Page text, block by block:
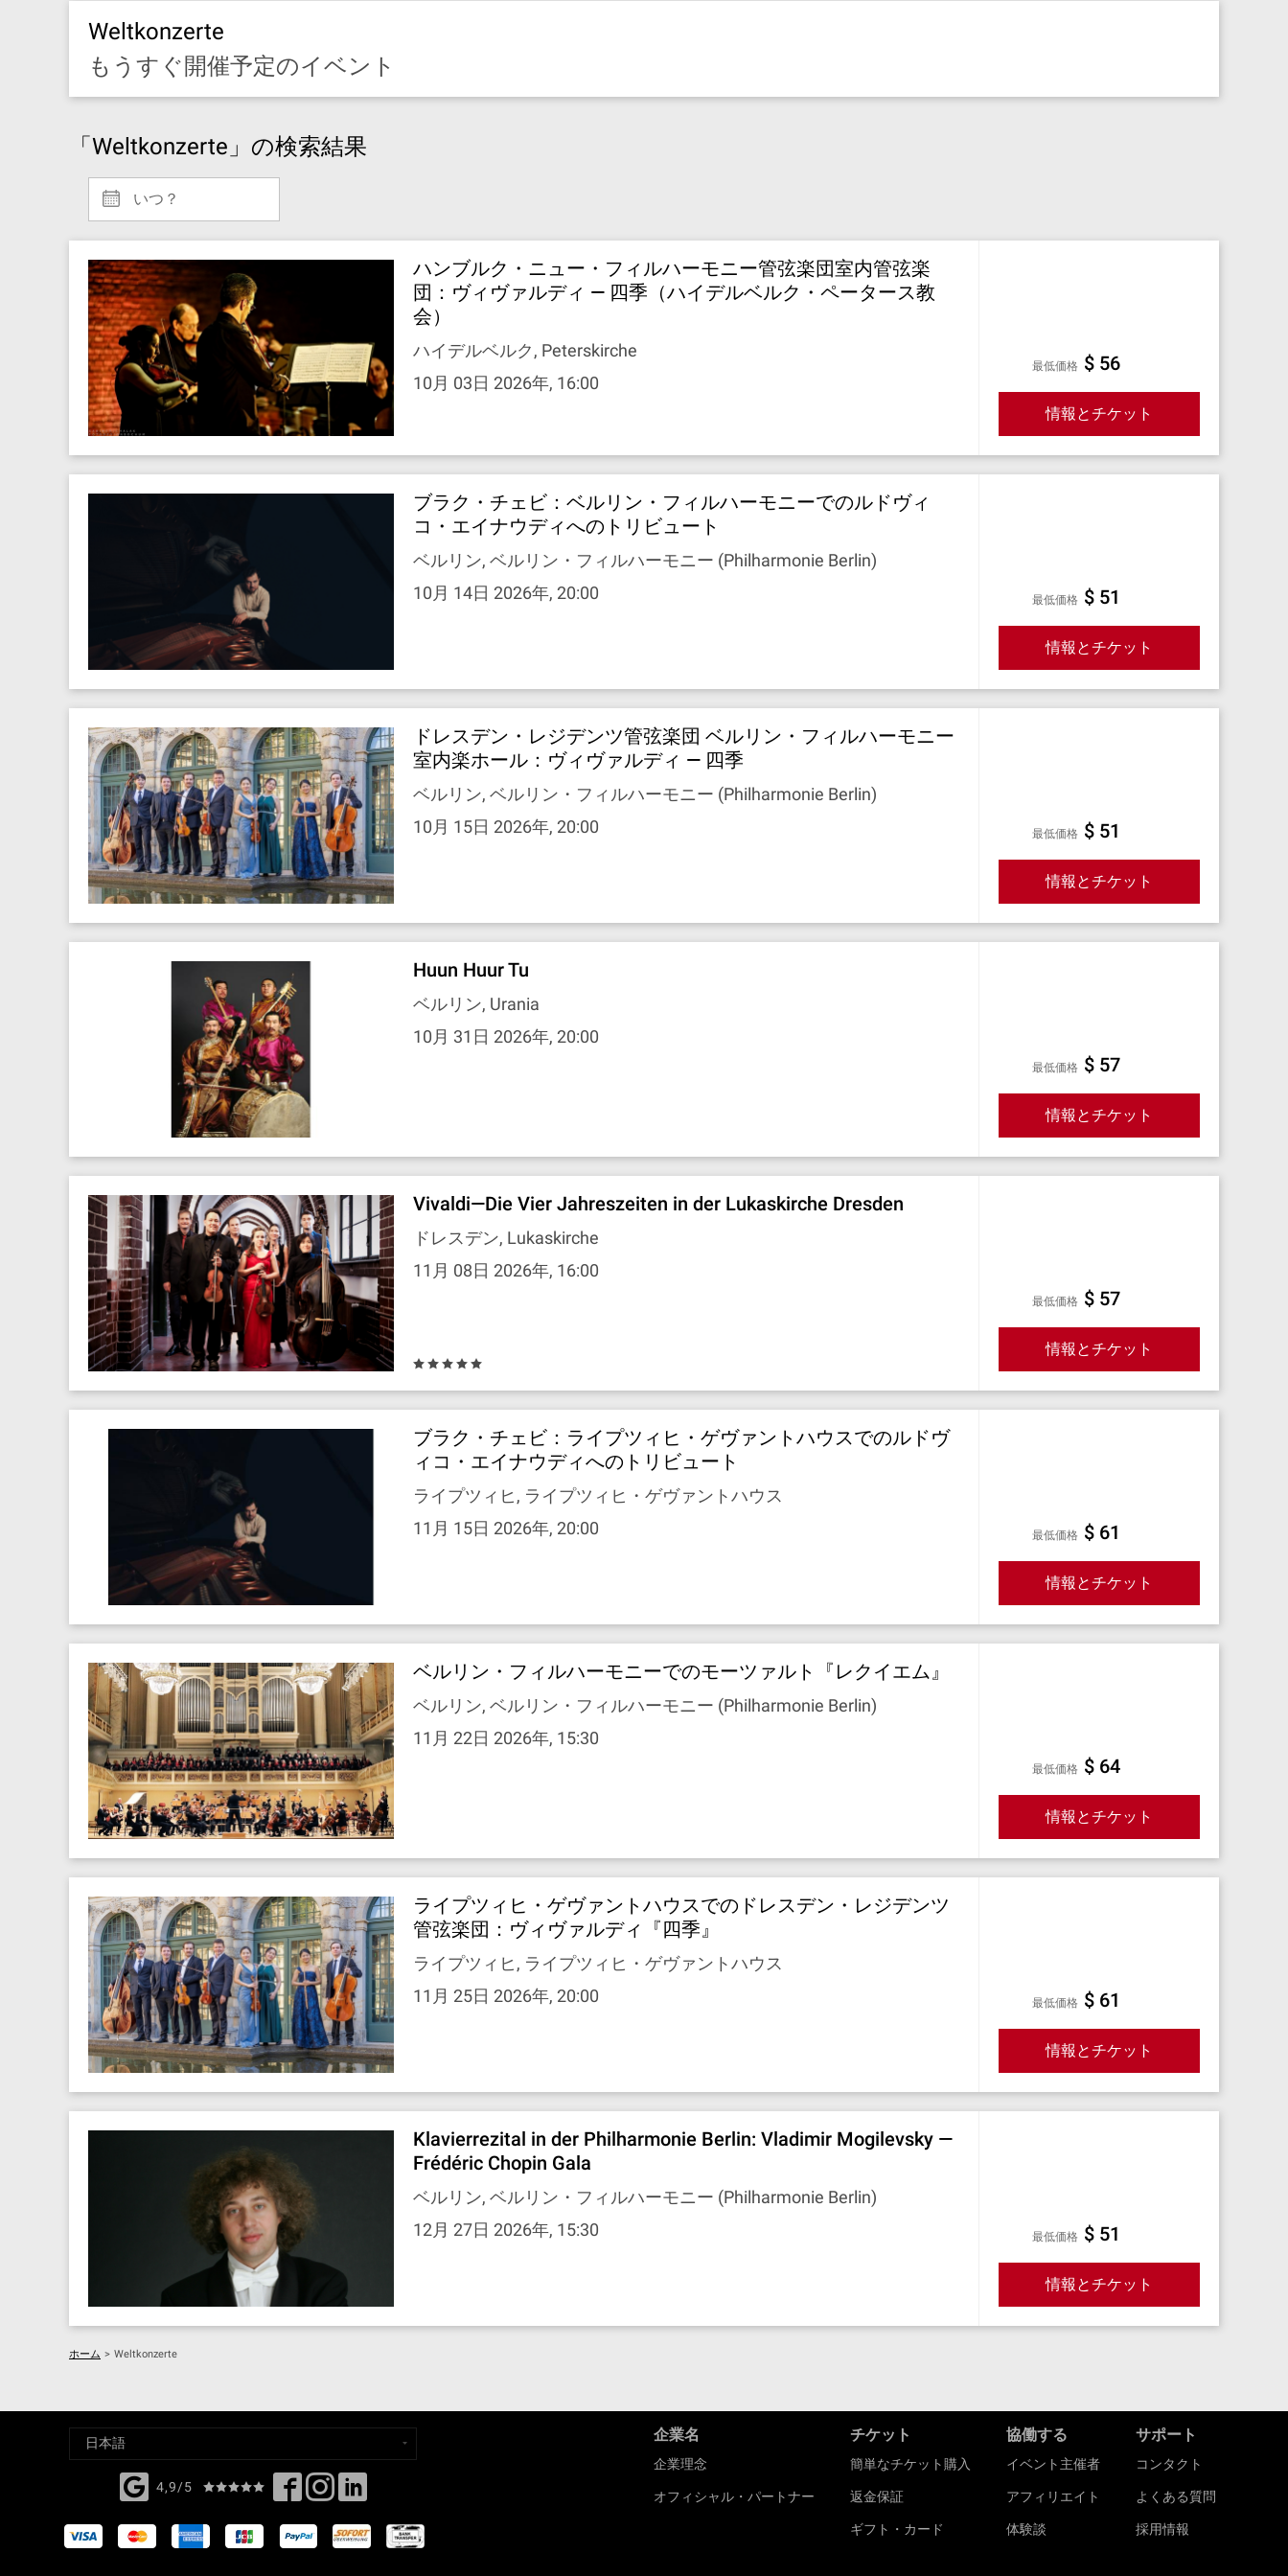
Weltkonzerte
もうすぐ開催予定のイベント
「Weltkonzerte」の検索結果
いつ？
ハンブルク・ニュー・フィルハーモニー管弦楽団室内管弦楽
団：ヴィヴァルディ — 四季（ハイデルベルク・ペータース教
会）
ハイデルベルク, Peterskirche
10月 03日 2026年, 16:00
最低価格 $ 56
情報とチケット
ブラク・チェビ：ベルリン・フィルハーモニーでのルドヴィ
コ・エイナウディへのトリビュート
ベルリン, ベルリン・フィルハーモニー (Philharmonie Berlin)
10月 14日 2026年, 20:00
最低価格 $ 51
情報とチケット
ドレスデン・レジデンツ管弦楽団 ベルリン・フィルハーモニー
室内楽ホール：ヴィヴァルディ — 四季
ベルリン, ベルリン・フィルハーモニー (Philharmonie Berlin)
10月 15日 2026年, 20:00
最低価格 $ 51
情報とチケット
Huun Huur Tu
ベルリン, Urania
10月 31日 2026年, 20:00
最低価格 $ 57
情報とチケット
Vivaldi—Die Vier Jahreszeiten in der Lukaskirche Dresden
ドレスデン, Lukaskirche
11月 08日 2026年, 16:00
最低価格 $ 57
情報とチケット
ブラク・チェビ：ライプツィヒ・ゲヴァントハウスでのルドヴ
ィコ・エイナウディへのトリビュート
ライプツィヒ, ライプツィヒ・ゲヴァントハウス
11月 15日 2026年, 20:00
最低価格 $ 61
情報とチケット
ベルリン・フィルハーモニーでのモーツァルト『レクイエム』
ベルリン, ベルリン・フィルハーモニー (Philharmonie Berlin)
11月 22日 2026年, 15:30
最低価格 $ 64
情報とチケット
ライプツィヒ・ゲヴァントハウスでのドレスデン・レジデンツ
管弦楽団：ヴィヴァルディ『四季』
ライプツィヒ, ライプツィヒ・ゲヴァントハウス
11月 25日 2026年, 20:00
最低価格 $ 61
情報とチケット
Klavierrezital in der Philharmonie Berlin: Vladimir Mogilevsky —
Frédéric Chopin Gala
ベルリン, ベルリン・フィルハーモニー (Philharmonie Berlin)
12月 27日 2026年, 15:30
最低価格 $ 51
情報とチケット
ホーム > Weltkonzerte
4,9/5
企業名
企業理念
オフィシャル・パートナー
チケット
簡単なチケット購入
返金保証
ギフト・カード
協働する
イベント主催者
アフィリエイト
体験談
サポート
コンタクト
よくある質問
採用情報